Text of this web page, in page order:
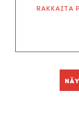
Rakkaita